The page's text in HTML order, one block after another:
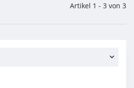
Artikel 1 - 3 von 3